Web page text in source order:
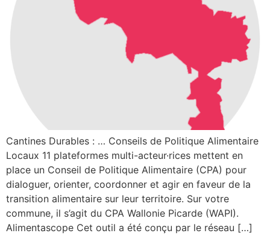
Cantines Durables : … Conseils de Politique Alimentaire
Locaux 11 plateformes multi-acteur·rices mettent en
place un Conseil de Politique Alimentaire (CPA) pour
dialoguer, orienter, coordonner et agir en faveur de la
transition alimentaire sur leur territoire. Sur votre
commune, il s’agit du CPA Wallonie Picarde (WAPI).
Alimentascope Cet outil a été conçu par le réseau […]